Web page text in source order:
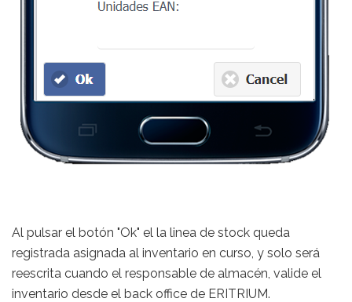
Al pulsar el botón "Ok" el la linea de stock queda
registrada asignada al inventario en curso, y solo será
reescrita cuando el responsable de almacén, valide el
inventario desde el back office de ERITRIUM.